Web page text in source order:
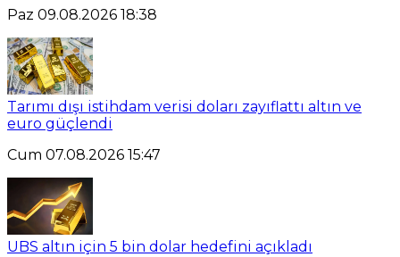
Paz 09.08.2026 18:38
Tarımı dışı istihdam verisi doları zayıflattı altın ve
euro güçlendi
Cum 07.08.2026 15:47
UBS altın için 5 bin dolar hedefini açıkladı